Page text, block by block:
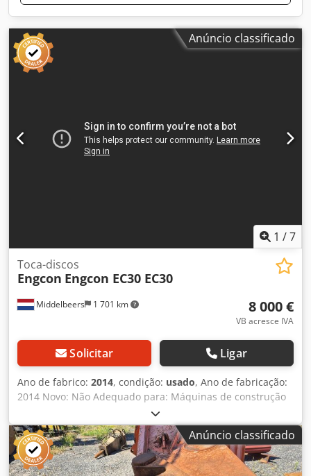
Anúncio classificado
1 /7
Middelbeers 1 701 km
Toca-discos
Engcon Engcon EC30 EC30
8 000 €
VB acresce IVA
Solicitar Ligar
Ano de fabrico: 2014, condição: usado, Ano de fabricação:
2014 Novo: Não Adequado para: Máquinas de construção
Condição geral: muito boa Condição técnica: muito boa
Condição visual: muito boa Entre em contato com Ernst
van Hek para mais informações. À venda: Engcon EC30
Tiltrotator (2014) com garra integrada Aumente a eficiência
e versatilidade da sua escavadeira pesada com este
Anúncio classificado